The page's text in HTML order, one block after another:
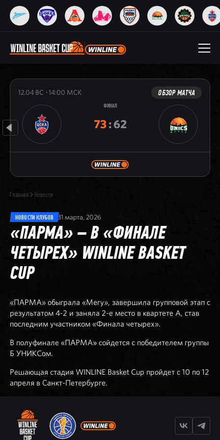
12.04 ВС 14:00 МСК ОБЗОР МАТЧА
ФИНАЛ
73:62
Главная Новости
НОВОСТИ КЛУБОВ 31 марта, 2026
«ПАРМА» – В «ФИНАЛЕ
ЧЕТЫРЕХ» WINLINE BASKET
CUP
«ПАРМА» обыграла «Мегу», завершила групповой этап с
результатом 4-2 и заняла 2-е место в квартете А, став
последним участником «Финала четырех».
В полуфинале «ПАРМА» сойдется с победителем группы
Б УНИКСом.
Решающая стадия WINLINE Basket Cup пройдет с 10 по 12
апреля в Санкт-Петербурге.